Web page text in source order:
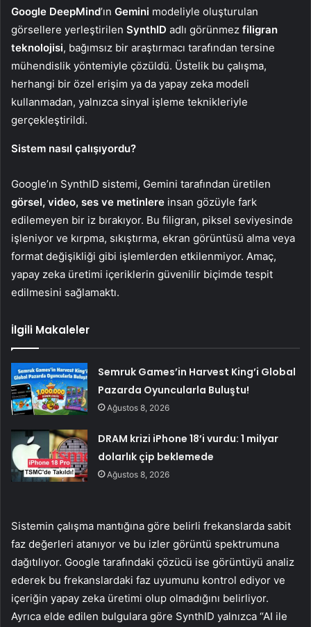
Google DeepMind’ın Gemini modeliyle oluşturulan
görsellere yerleştirilen SynthID adlı görünmez filigran
teknolojisi, bağımsız bir araştırmacı tarafından tersine
mühendislik yöntemiyle çözüldü. Üstelik bu çalışma,
herhangi bir özel erişim ya da yapay zeka modeli
kullanmadan, yalnızca sinyal işleme teknikleriyle
gerçekleştirildi.
Sistem nasıl çalışıyordu?
Google’ın SynthID sistemi, Gemini tarafından üretilen
görsel, video, ses ve metinlere insan gözüyle fark
edilemeyen bir iz bırakıyor. Bu filigran, piksel seviyesinde
işleniyor ve kırpma, sıkıştırma, ekran görüntüsü alma veya
format değişikliği gibi işlemlerden etkilenmiyor. Amaç,
yapay zeka üretimi içeriklerin güvenilir biçimde tespit
edilmesini sağlamaktı.
İlgili Makaleler
Semruk Games’in Harvest King’i Global
Pazarda Oyuncularla Buluştu!
Ağustos 8, 2026
DRAM krizi iPhone 18’i vurdu: 1 milyar
dolarlık çip beklemede
Ağustos 8, 2026
Sistemin çalışma mantığına göre belirli frekanslarda sabit
faz değerleri atanıyor ve bu izler görüntü spektrumuna
dağıtılıyor. Google tarafındaki çözücü ise görüntüyü analiz
ederek bu frekanslardaki faz uyumunu kontrol ediyor ve
içeriğin yapay zeka üretimi olup olmadığını belirliyor.
Ayrıca elde edilen bulgulara göre SynthID yalnızca “AI ile